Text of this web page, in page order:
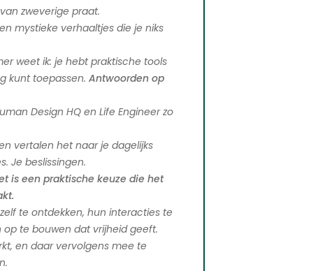
zweverige praat.
mystieke verhaaltjes die je niks
weet ik: je hebt praktische tools
kunt toepassen. Antwoorden op
Design HQ en Life Engineer zo
vertalen het naar je dagelijks
Je beslissingen.
is een praktische keuze die het
te ontdekken, hun interacties te
te bouwen dat vrijheid geeft.
en daar vervolgens mee te